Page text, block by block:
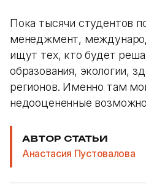
Пока тысячи студентов
менеджмент,
ищут тех, кто будет
образования, экологии,
регионов. Именно там
недооцененные
АВТОР СТАТЬИ
Анастасия Пустовалова